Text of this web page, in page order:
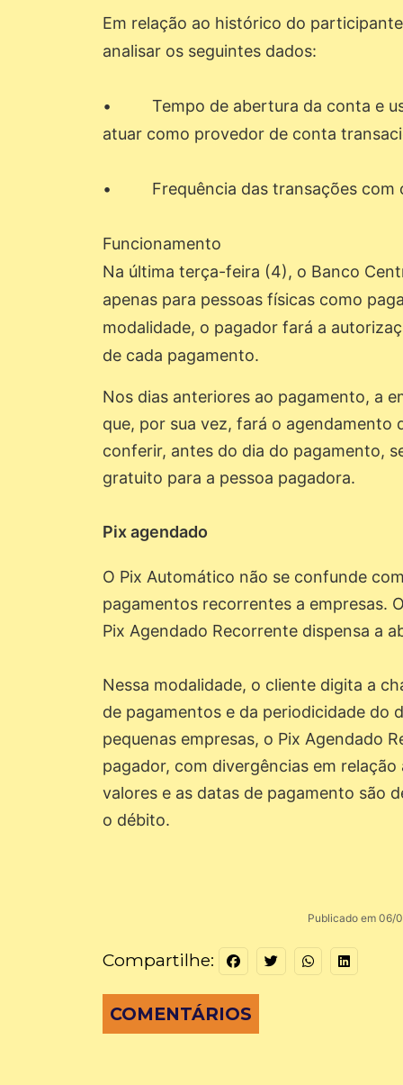
Em relação ao histórico do
analisar os seguintes dados:
• Tempo de abertura da conta e
atuar como provedor de conta
• Frequência das transações com
Funcionamento
Na última terça-feira (4), o Banco
apenas para pessoas físicas como
modalidade, o pagador fará a
de cada pagamento.
Nos dias anteriores ao pagamento, a
que, por sua vez, fará o agendamento
conferir, antes do dia do pagamento,
gratuito para a pessoa pagadora.
Pix agendado
O Pix Automático não se confunde
pagamentos recorrentes a empresas.
Pix Agendado Recorrente dispensa a
Nessa modalidade, o cliente digita a
de pagamentos e da periodicidade do
pequenas empresas, o Pix Agendado
pagador, com divergências em
valores e as datas de pagamento são
o débito.
Publicado em 06/
Compartilhe:
COMENTÁRIOS